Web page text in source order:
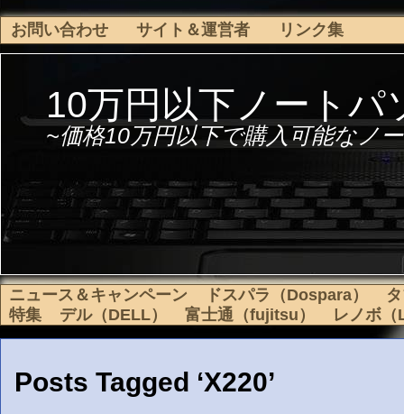
お問い合わせ サイト＆運営者 リンク集
10万円以下ノートパ
~価格10万円以下で購入可能なノ
ニュース＆キャンペーン ドスパラ（Dospara）
特集
デル（DELL） 富士通（fujitsu） レノボ
Posts Tagged ‘X220’